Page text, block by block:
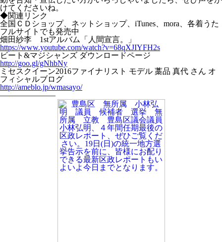
けてくださいね。
◆関連リンク
全国ＣＤショップ、ネットショップ、iTunes、mora、各着うた
フルサイトでも発売中
畑田紗李 1stアルバム「人間宣言。」
https://www.youtube.com/watch?v=68qXJIYFH2s
ビート&マジシャンズ ダウンロードページ
http://goo.gl/gNhbNy
ミセスクイーン2016ファイナリスト モデル 藁品 真代 さん オ
フィシャルブログ
http://ameblo.jp/wmasayo/
———————